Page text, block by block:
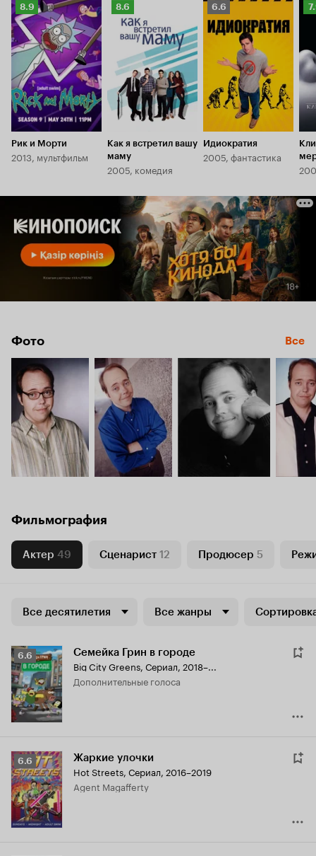
Рейтинг
Кинопоиска
8.9
8.9
Рик и Морти
2013, мультфильм
Рейтинг
Кинопоиска
8.6
8.6
Как я встретил вашу
маму
2005, комедия
Рейтинг
Кинопоиска
6.6
6.6
Идиократия
2005, фантастика
Фото Все
Фильмография
Актер 49 Сценарист 12 Продюсер 5
Все десятилетия Все жанры
Рейтинг
Кинопоиска
6.6
6.6 Семейка Грин в городе
Big City Greens, Сериал, 2018–...
дополнительные голоса
Рейтинг
Кинопоиска
6.6
6.6 Жаркие улочки
Hot Streets, Сериал, 2016–2019
Agent Magafferty